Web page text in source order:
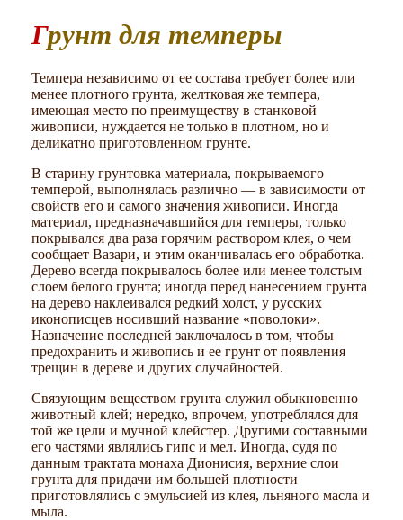
Грунт для темперы
Темпера независимо от ее состава требует более или
менее плотного грунта, желтковая же темпера,
имеющая место по преимуществу в станковой
живописи, нуждается не только в плотном, но и
деликатно приготовленном грунте.
В старину грунтовка материала, покрываемого
темперой, выполнялась различно — в зависимости от
свойств его и самого значения живописи. Иногда
материал, предназначавшийся для темперы, только
покрывался два раза горячим раствором клея, о чем
сообщает Вазари, и этим оканчивалась его обработка.
Дерево всегда покрывалось более или менее толстым
слоем белого грунта; иногда перед нанесением грунта
на дерево наклеивался редкий холст, у русских
иконописцев носивший название «поволоки».
Назначение последней заключалось в том, чтобы
предохранить и живопись и ее грунт от появления
трещин в дереве и других случайностей.
Связующим веществом грунта служил обыкновенно
животный клей; нередко, впрочем, употреблялся для
той же цели и мучной клейстер. Другими составными
его частями являлись гипс и мел. Иногда, судя по
данным трактата монаха Дионисия, верхние слои
грунта для придачи им большей плотности
приготовлялись с эмульсией из клея, льняного масла и
мыла.